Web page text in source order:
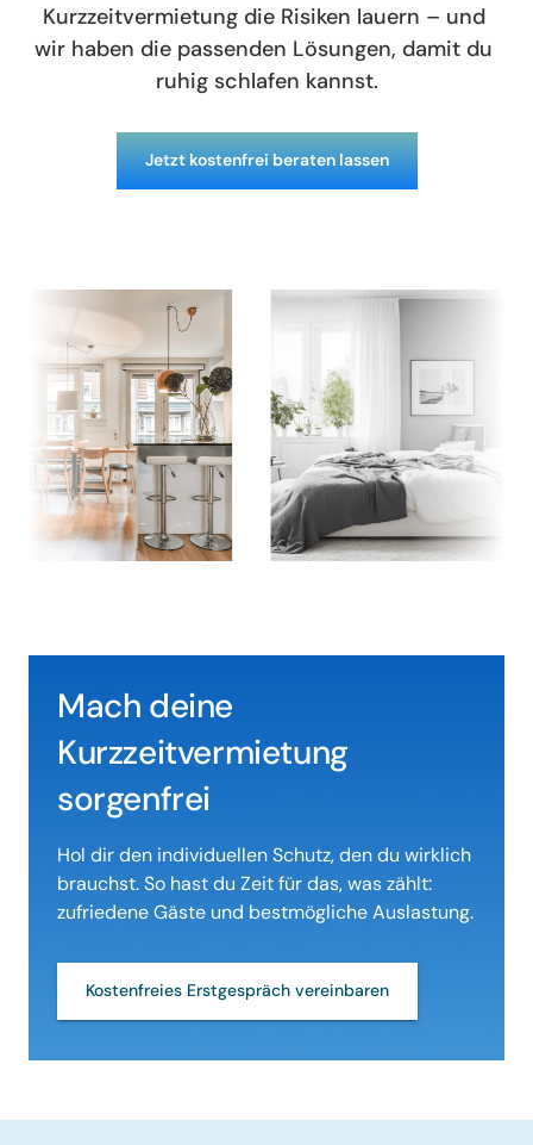
Kurzzeitvermietung die Risiken lauern – und
wir haben die passenden Lösungen, damit du
ruhig schlafen kannst.
Jetzt kostenfrei beraten lassen
Mach deine
Kurzzeitvermietung
sorgenfrei
Hol dir den individuellen Schutz, den du wirklich
brauchst. So hast du Zeit für das, was zählt:
zufriedene Gäste und bestmögliche Auslastung.
Kostenfreies Erstgespräch vereinbaren